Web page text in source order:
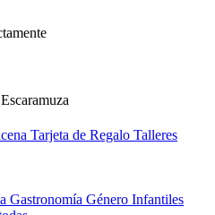
Tarjeta de Regalo Talleres
Gastronomía Género Infantiles